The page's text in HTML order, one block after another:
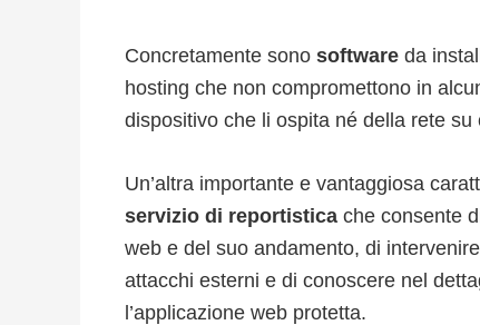
Concretamente sono software da
hosting che non compromettono in
dispositivo che li ospita né della rete su
Un’altra importante e vantaggiosa
servizio di reportistica che consente
web e del suo andamento, di
attacchi esterni e di conoscere nel
l’applicazione web protetta.